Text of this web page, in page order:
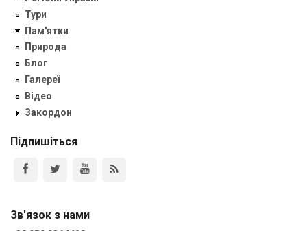
Тури
Пам'ятки
Природа
Блог
Галереї
Відео
Закордон
Підпишіться
Зв'язок з нами